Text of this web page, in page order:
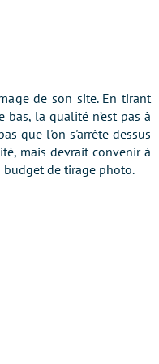
de son site. En tirant
la qualité n’est pas à
que l'on s'arrête dessus
mais devrait convenir à
de tirage photo.